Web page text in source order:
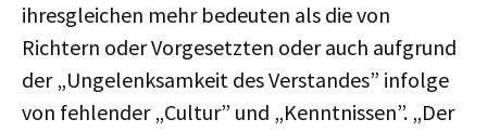
ihresgleichen mehr bedeuten als die von
Richtern oder Vorgesetzten oder auch aufgrund
der „Ungelenksamkeit des Verstandes” infolge
von fehlender „Cultur” und „Kenntnissen”. „Der